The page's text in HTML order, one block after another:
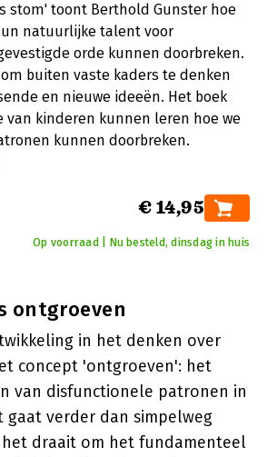
stom' toont Berthold Gunster hoe
natuurlijke talent voor
orde kunnen doorbreken.
buiten vaste kaders te denken
en nieuwe ideeën. Het boek
van kinderen kunnen leren hoe we
kunnen doorbreken.
€ 14,95
Op voorraad | Nu besteld, dinsdag in huis
ontgroeven
in het denken over
concept 'ontgroeven': het
van disfunctionele patronen in
gaat verder dan simpelweg
draait om het fundamenteel